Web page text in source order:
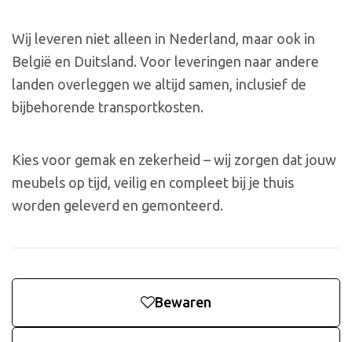
Wij leveren niet alleen in Nederland, maar ook in
België en Duitsland. Voor leveringen naar andere
landen overleggen we altijd samen, inclusief de
bijbehorende transportkosten.
Kies voor gemak en zekerheid – wij zorgen dat jouw
meubels op tijd, veilig en compleet bij je thuis
worden geleverd en gemonteerd.
Bewaren